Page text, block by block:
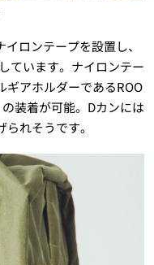
ロンテープを設置し、
ています。ナイロンテー
ギアホルダーであるROO
の装着が可能。Dカンには
れそうです。